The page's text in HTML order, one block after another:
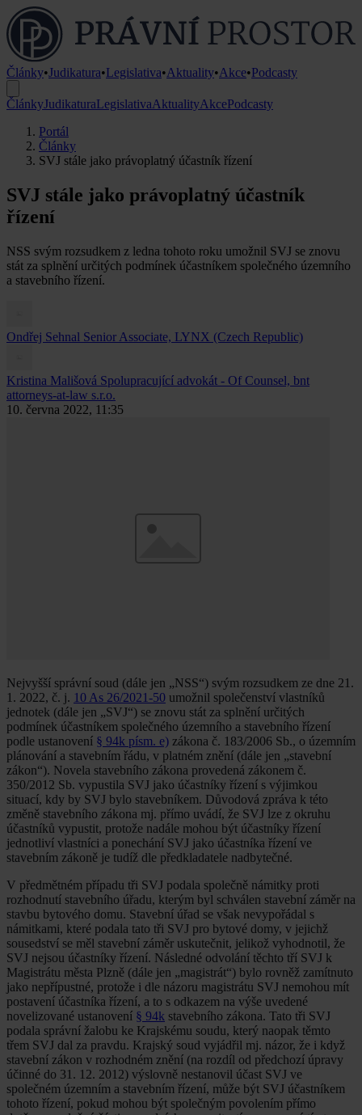
Články•Judikatura•Legislativa•Aktuality•Akce•Podcasty
ČlánkyJudikaturaLegislativaAktualityAkcePodcasty
Portál
Články
SVJ stále jako právoplatný účastník řízení
SVJ stále jako právoplatný účastník
řízení
NSS svým rozsudkem z ledna tohoto roku umožnil SVJ se znovu
stát za splnění určitých podmínek účastníkem společného územního
a stavebního řízení.
Ondřej Sehnal Senior Associate, LYNX (Czech Republic)
Kristina Mališová Spolupracující advokát - Of Counsel, bnt
attorneys-at-law s.r.o.
10. června 2022, 11:35
Nejvyšší správní soud (dále jen „NSS“) svým rozsudkem ze dne 21.
1. 2022, č. j. 10 As 26/2021-50 umožnil společenství vlastníků
jednotek (dále jen „SVJ“) se znovu stát za splnění určitých
podmínek účastníkem společného územního a stavebního řízení
podle ustanovení § 94k písm. e) zákona č. 183/2006 Sb., o územním
plánování a stavebním řádu, v platném znění (dále jen „stavební
zákon“). Novela stavebního zákona provedená zákonem č.
350/2012 Sb. vypustila SVJ jako účastníky řízení s výjimkou
situací, kdy by SVJ bylo stavebníkem. Důvodová zpráva k této
změně stavebního zákona mj. přímo uvádí, že SVJ lze z okruhu
účastníků vypustit, protože nadále mohou být účastníky řízení
jednotliví vlastníci a ponechání SVJ jako účastníka řízení ve
stavebním zákoně je tudíž dle předkladatele nadbytečné.
V předmětném případu tři SVJ podala společně námitky proti
rozhodnutí stavebního úřadu, kterým byl schválen stavební záměr na
stavbu bytového domu. Stavební úřad se však nevypořádal s
námitkami, které podala tato tři SVJ pro bytové domy, v jejichž
sousedství se měl stavební záměr uskutečnit, jelikož vyhodnotil, že
SVJ nejsou účastníky řízení. Následné odvolání těchto tří SVJ k
Magistrátu města Plzně (dále jen „magistrát“) bylo rovněž zamítnuto
jako nepřípustné, protože i dle názoru magistrátu SVJ nemohou mít
postavení účastníka řízení, a to s odkazem na výše uvedené
novelizované ustanovení § 94k stavebního zákona. Tato tři SVJ
podala správní žalobu ke Krajskému soudu, který naopak těmto
třem SVJ dal za pravdu. Krajský soud vyjádřil mj. názor, že i když
stavební zákon v rozhodném znění (na rozdíl od předchozí úpravy
účinné do 31. 12. 2012) výslovně nestanovil účast SVJ ve
společném územním a stavebním řízení, může být SVJ účastníkem
tohoto řízení, pokud mohou být společným povolením přímo